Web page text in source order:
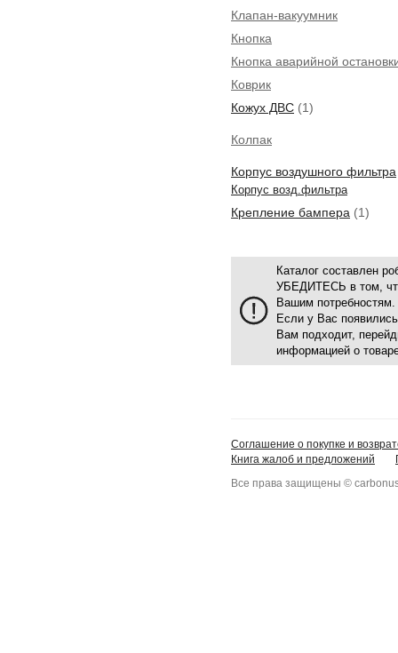
Клапан-вакуумник
Кнопка
Кнопка аварийной
Коврик
Кожух ДВС (1)
Колпак
Корпус воздушного фильтра
Корпус возд.фильтра
Крепление бампера (1)
Каталог составлен
УБЕДИТЕСЬ в том, что
Вашим потребностям.
Если у Вас
Вам подходит,
информацией о
Соглашение о покупке и
Книга жалоб и предложений
Все права защищены ©